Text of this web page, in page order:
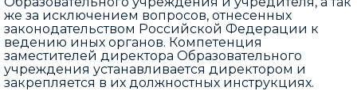
же за исключением вопросов, отнесенных
законодательством Российской Федерации к
ведению иных органов. Компетенция
заместителей директора Образовательного
учреждения устанавливается директором и
закрепляется в их должностных инструкциях.